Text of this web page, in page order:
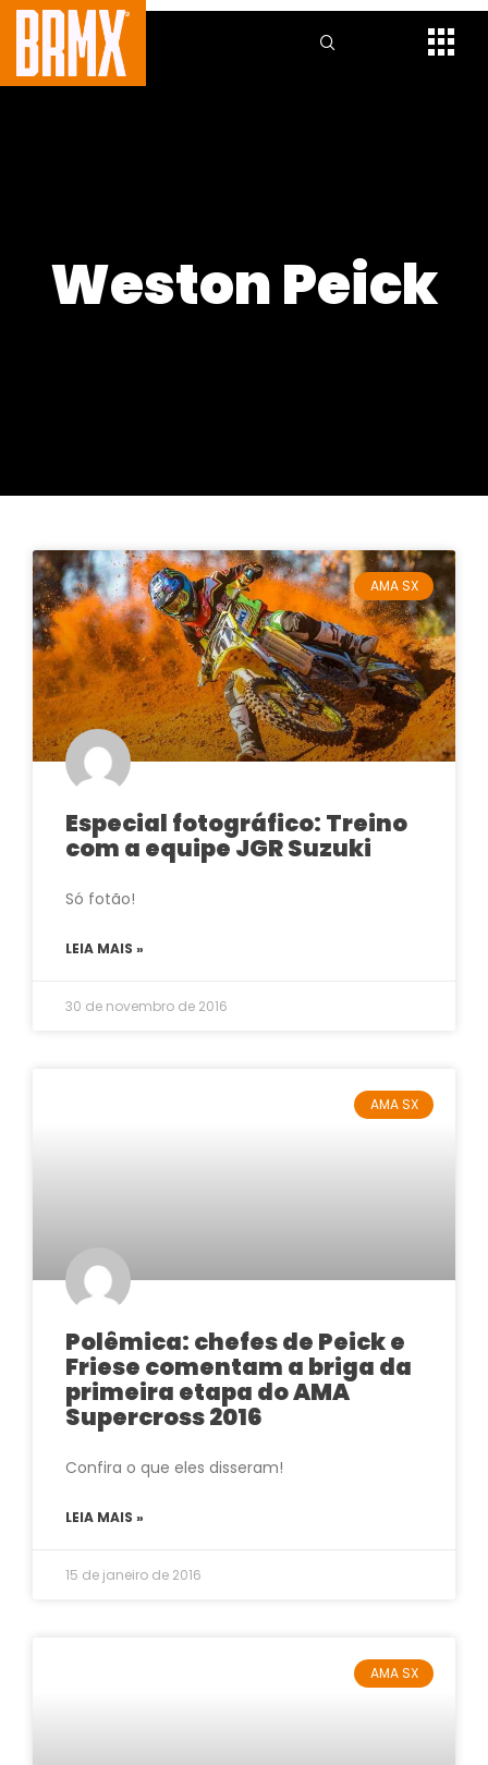
Weston Peick
AMA SX
Especial fotográfico: Treino
com a equipe JGR Suzuki
Só fotão!
LEIA MAIS »
30 de novembro de 2016
AMA SX
Polêmica: chefes de Peick e
Friese comentam a briga da
primeira etapa do AMA
Supercross 2016
Confira o que eles disseram!
LEIA MAIS »
15 de janeiro de 2016
AMA SX